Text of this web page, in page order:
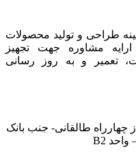
طراحی و تولید محصولات
مشاوره جهت تجهیز
تعمیر و به روز رسانی
چهارراه طالقانی- جنب بانک